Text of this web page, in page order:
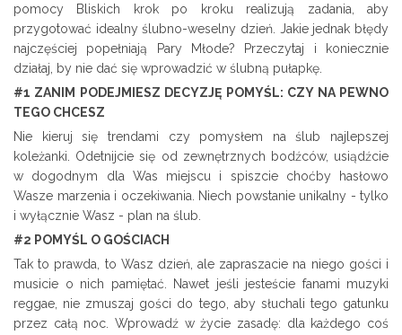
pomocy Bliskich krok po kroku realizują zadania, aby
przygotować idealny ślubno-weselny dzień. Jakie jednak błędy
najczęściej popełniają Pary Młode? Przeczytaj i koniecznie
działaj, by nie dać się wprowadzić w ślubną pułapkę.
#1 ZANIM PODEJMIESZ DECYZJĘ POMYŚL: CZY NA PEWNO
TEGO CHCESZ
Nie kieruj się trendami czy pomysłem na ślub najlepszej
koleżanki. Odetnijcie się od zewnętrznych bodźców, usiądźcie
w dogodnym dla Was miejscu i spiszcie choćby hasłowo
Wasze marzenia i oczekiwania. Niech powstanie unikalny - tylko
i wyłącznie Wasz - plan na ślub.
#2 POMYŚL O GOŚCIACH
Tak to prawda, to Wasz dzień, ale zapraszacie na niego gości i
musicie o nich pamiętać. Nawet jeśli jesteście fanami muzyki
reggae, nie zmuszaj gości do tego, aby słuchali tego gatunku
przez całą noc. Wprowadź w życie zasadę: dla każdego coś